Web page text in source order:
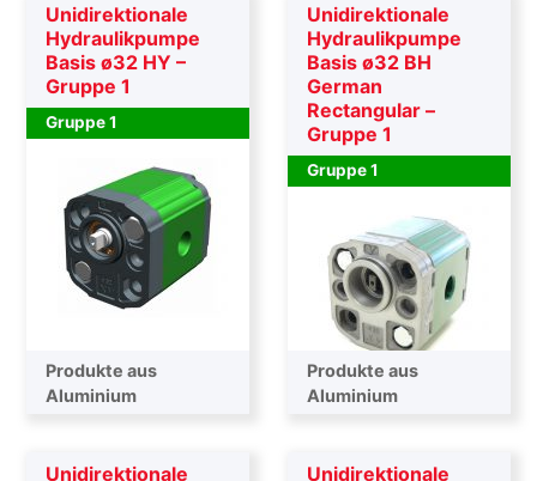
Unidirektionale
Hydraulikpumpe
Basis ø32 HY –
Gruppe 1
Gruppe 1
Produkte aus
Aluminium
Unidirektionale
Hydraulikpumpe
Basis ø32 BH
German
Rectangular –
Gruppe 1
Gruppe 1
Produkte aus
Aluminium
Unidirektionale
Unidirektionale